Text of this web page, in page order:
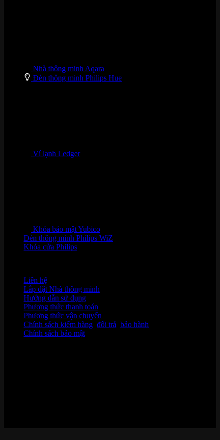
Nhà thông minh Aqara
Đèn thông minh Philips Hue
Ví lạnh Ledger
Khóa bảo mật Yubico
Đèn thông minh Philips WiZ
Khóa cửa Philips
Liên hệ
Lắp đặt Nhà thông minh
Hướng dẫn sử dụng
Phương thức thanh toán
Phương thức vận chuyển
Chính sách kiểm hàng đổi trả bảo hành
Chính sách bảo mật